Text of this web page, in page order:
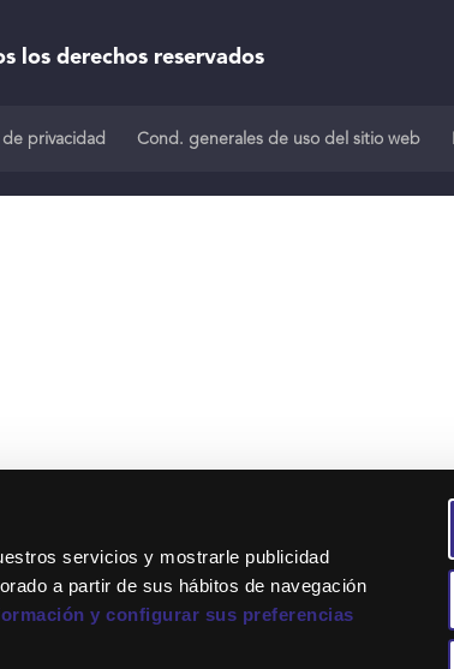
servicios y mostrarle publicidad
a partir de sus hábitos de navegación
y configurar sus preferencias
los derechos reservados
de privacidad Cond. generales de uso del sitio web